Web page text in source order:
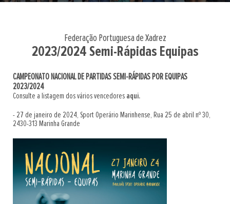
Federação Portuguesa de Xadrez
2023/2024 Semi-Rápidas Equipas
CAMPEONATO NACIONAL DE PARTIDAS SEMI-RÁPIDAS POR EQUIPAS
2023/2024
Consulte a listagem dos vários vencedores aqui.
- 27 de janeiro de 2024, Sport Operário Marinhense, Rua 25 de abril nº 30,
2430-313 Marinha Grande